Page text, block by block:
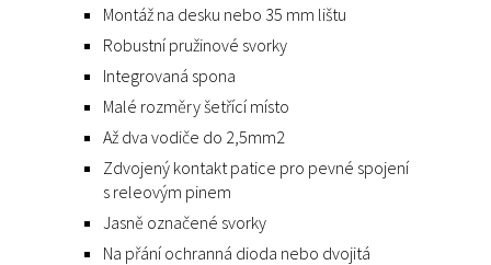
Montáž na desku nebo 35 mm lištu
Robustní pružinové svorky
Integrovaná spona
Malé rozměry šetřící místo
Až dva vodiče do 2,5mm2
Zdvojený kontakt patice pro pevné spojení
s releovým pinem
Jasně označené svorky
Na přání ochranná dioda nebo dvojitá